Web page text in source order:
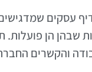
עסקים
שבהן הן פועלות.
והקשרים